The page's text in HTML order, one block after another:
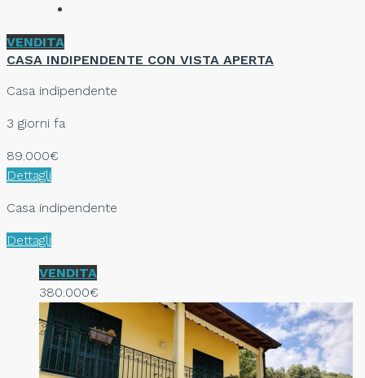
VENDITA
CASA INDIPENDENTE CON VISTA APERTA
Casa indipendente
3 giorni fa
89.000€
Dettagli
Casa indipendente
Dettagli
VENDITA
380.000€